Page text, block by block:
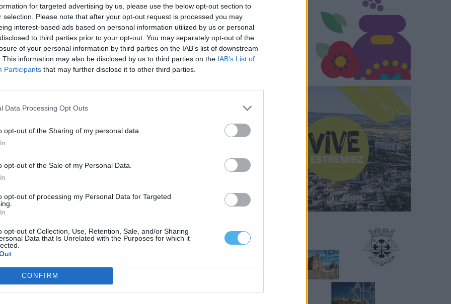
for targeted advertising by us, please use the below opt-out section to
selection. Please note that after your opt-out request is processed you may
interest-based ads based on personal information utilized by us or personal
to third parties prior to your opt-out. You may separately opt-out of the
of your personal information by third parties on the IAB’s list of downstream
This information may also be disclosed by us to third parties on the IAB’s List of
Participants that may further disclose it to other third parties.
Data Processing Opt Outs
opt-out of the Sharing of my personal data.
opt-out of the Sale of my Personal Data.
opt-out of processing my Personal Data for Targeted
opt-out of Collection, Use, Retention, Sale, and/or Sharing
Data that Is Unrelated with the Purposes for which it
CONFIRM
sem dinheiro, sem fundos», sustentando-se
“Os Rouxinóis”, que viria a tornar-se uma
anos, o projeto foi alargando a sua atividade a
escrita criativa e gastronomia.
diferentes espaços cedidos por entidades
a instalação de uma sede física, com a futura
da Nora.
a Luís de Camões, que integrou várias
num formato multidisciplinar.
participantes de várias idades e
concelho e na região.
artística, sendo visível ao nível da
dos participantes, nomeadamente na